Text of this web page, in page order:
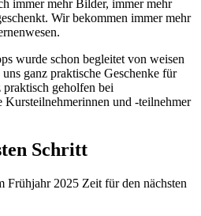
immer mehr Bilder, immer mehr
Wir bekommen immer mehr
wurde schon begleitet von weisen
ganz praktische Geschenke für
geholfen bei
und -teilnehmer
Schritt
Frühjahr 2025 Zeit für den nächsten